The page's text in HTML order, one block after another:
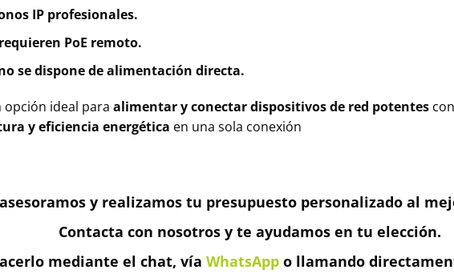
IP profesionales.
PoE remoto.
se dispone de alimentación directa.
opción ideal para alimentar y conectar dispositivos de red potentes
y eficiencia energética en una sola conexión
asesoramos y realizamos tu presupuesto personalizado al
Contacta con nosotros y te ayudamos en tu elección.
mediante el chat, vía WhatsAppo llamando